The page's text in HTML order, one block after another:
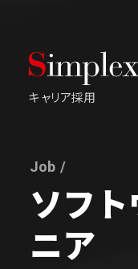
評価・成長機会
プロジェクト事
キャリア採用
Job /
ソフ
ニア